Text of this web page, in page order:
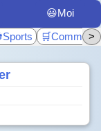
😃Moi
>